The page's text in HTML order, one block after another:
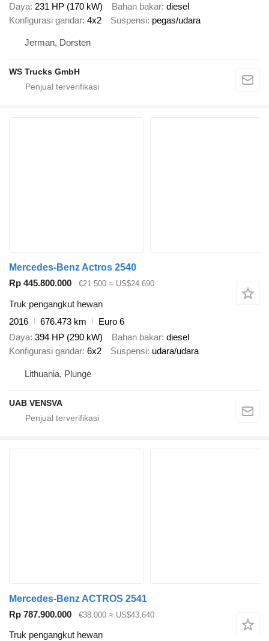
Daya 231 HP (170 kW) Bahan bakar diesel
Konfigurasi gandar 4x2 Suspensi pegas/udara
Jerman, Dorsten
WS Trucks GmbH
Mercedes-Benz Actros 2540
Rp 445.800.000
€21.500 ≈ US$24.690
Truk pengangkut hewan
2016
676.473 km
Euro 6
Daya 394 HP (290 kW) Bahan bakar diesel
Konfigurasi gandar 6x2 Suspensi udara/udara
Lithuania, Plungė
UAB VENSVA
Mercedes-Benz ACTROS 2541
Rp 787.900.000
€38.000 ≈ US$43.640
Truk pengangkut hewan